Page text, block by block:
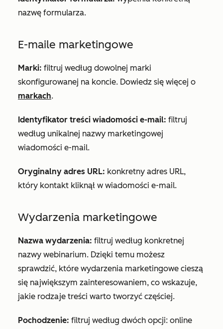
nazwę formularza.
E-maile marketingowe
Marki: filtruj według dowolnej marki
skonfigurowanej na koncie. Dowiedz się więcej o
markach.
Identyfikator treści wiadomości e-mail: filtruj
według unikalnej nazwy marketingowej
wiadomości e-mail.
Oryginalny adres URL: konkretny adres URL,
który kontakt kliknął w wiadomości e-mail.
Wydarzenia marketingowe
Nazwa wydarzenia: filtruj według konkretnej
nazwy webinarium. Dzięki temu możesz
sprawdzić, które wydarzenia marketingowe cieszą
się największym zainteresowaniem, co wskazuje,
jakie rodzaje treści warto tworzyć częściej.
Pochodzenie: filtruj według dwóch opcji: online